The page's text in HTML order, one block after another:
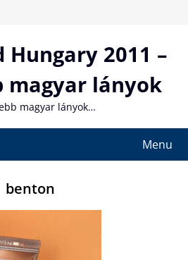
Hungary 2011 –
magyar lányok
magyar lányok…
Menu
benton